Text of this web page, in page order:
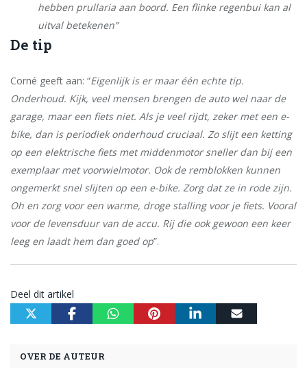
hebben prullaria aan boord. Een flinke regenbui kan al
uitval betekenen”
De tip
Corné geeft aan: “Eigenlijk is er maar één echte tip.
Onderhoud. Kijk, veel mensen brengen de auto wel naar de
garage, maar een fiets niet. Als je veel rijdt, zeker met een e-
bike, dan is periodiek onderhoud cruciaal. Zo slijt een ketting
op een elektrische fiets met middenmotor sneller dan bij een
exemplaar met voorwielmotor. Ook de remblokken kunnen
ongemerkt snel slijten op een e-bike. Zorg dat ze in rode zijn.
Oh en zorg voor een warme, droge stalling voor je fiets. Vooral
voor de levensduur van de accu. Rij die ook gewoon een keer
leeg en laadt hem dan goed op”.
Deel dit artikel
OVER DE AUTEUR